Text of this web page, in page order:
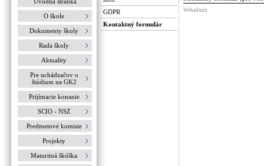
O škole
Dokumenty školy
Rada školy
Aktuality
Pre uchádzačov o
štúdium na GK2
Prijímacie konanie
SCIO - NSZ
Predmetové komisie
Projekty
Maturitná škúška
Webadmin
GDPR
Kontaktný formulár